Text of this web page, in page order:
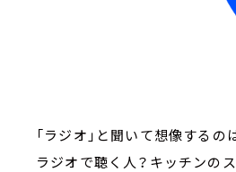
「ラジオ」と聞いて想像する
ラジオで聴く人？キッチンの